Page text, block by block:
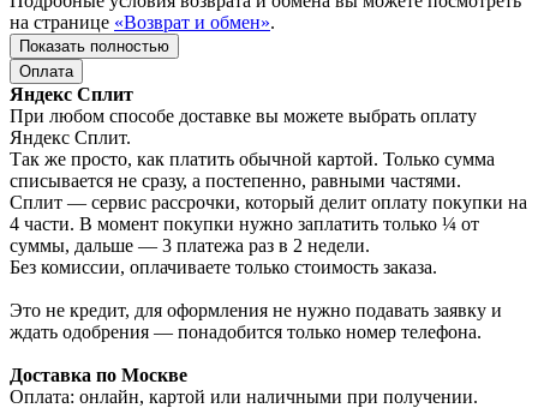
на странице «Возврат и обмен».
Показать полностью
Оплата
Яндекс Сплит
При любом способе доставке вы можете выбрать оплату
Яндекс Сплит.
Так же просто, как платить обычной картой. Только сумма
списывается не сразу, а постепенно, равными частями.
Сплит — сервис рассрочки, который делит оплату покупки на
4 части. В момент покупки нужно заплатить только ¼ от
суммы, дальше — 3 платежа раз в 2 недели.
Без комиссии, оплачиваете только стоимость заказа.
Это не кредит, для оформления не нужно подавать заявку и
ждать одобрения — понадобится только номер телефона.
Доставка по Москве
Оплата: онлайн, картой или наличными при получении.